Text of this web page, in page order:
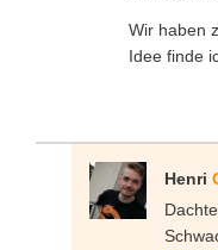
Wir haben
Idee finde
Henri